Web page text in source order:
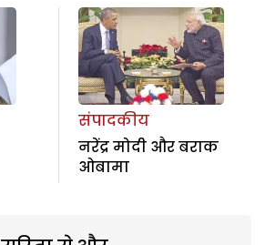
संपादकीय
नरेंद्र मोदी और बराक
ओबामा